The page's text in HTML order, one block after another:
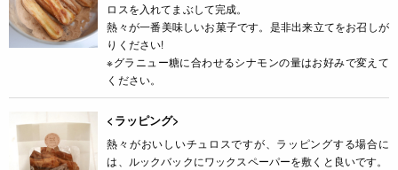
ロスを入れてまぶして完成。
熱々が一番美味しいお菓子です。是非出来立てをお召しが
りください!
※グラニュー糖に合わせるシナモンの量はお好みで変えて
ください。
<ラッピング>
熱々がおいしいチュロスですが、ラッピングする場合に
は、ルックバックにワックスペーパーを敷くと良いです。